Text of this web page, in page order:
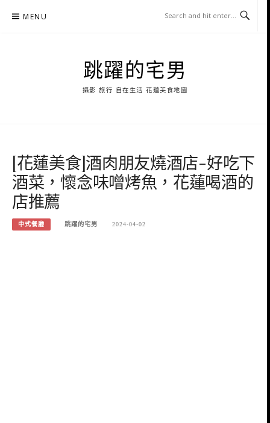
MENU
跳躍的宅男
攝影 旅行 自在生活 花蓮美食地圖
[花蓮美食]酒肉朋友燒酒店-好吃下
酒菜，懷念味噌烤魚，花蓮喝酒的
店推薦
中式餐廳 跳躍的宅男 2024-04-02